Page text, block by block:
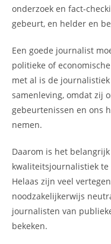
onderzoek en fact-
gebeurt, en helder en
Een goede journalist
politieke of
met al is de
samenleving, omdat zij
gebeurtenissen en ons
nemen.
Daarom is het
kwaliteitsjournalistiek
Helaas zijn veel
noodzakelijkerwijs
journalisten van
bekeken.